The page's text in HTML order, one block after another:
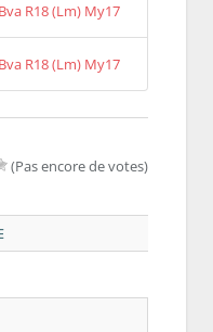
R18 (Lm) My17
R18 (Lm) My17
(Pas encore de votes)